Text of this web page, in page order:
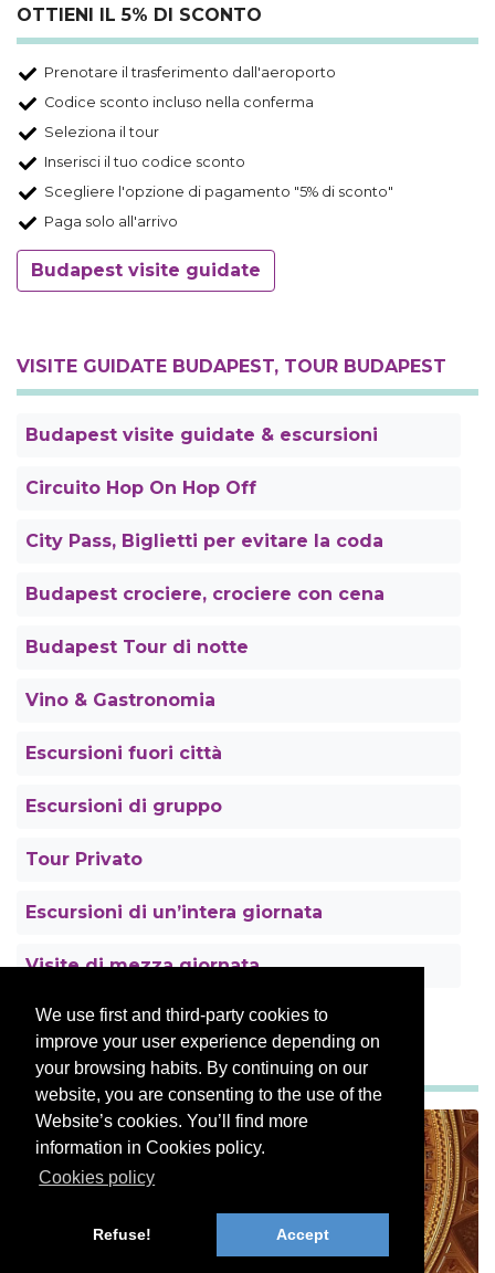
We use first and third-party cookies to
improve your user experience depending on
your browsing habits. By continuing on our
website, you are consenting to the use of the
Website’s cookies. You’ll find more
information in Cookies policy.
Cookies policy
Refuse! Accept
OTTIENI IL 5% DI SCONTO
Prenotare il trasferimento dall'aeroporto
Codice sconto incluso nella conferma
Seleziona il tour
Inserisci il tuo codice sconto
Scegliere l'opzione di pagamento "5% di sconto"
Paga solo all'arrivo
Budapest visite guidate
VISITE GUIDATE BUDAPEST, TOUR BUDAPEST
Budapest visite guidate & escursioni
Circuito Hop On Hop Off
City Pass, Biglietti per evitare la coda
Budapest crociere, crociere con cena
Budapest Tour di notte
Vino & Gastronomia
Escursioni fuori città
Escursioni di gruppo
Tour Privato
Escursioni di un’intera giornata
Visite di mezza giornata
NUOVI TOUR A BUDAPEST